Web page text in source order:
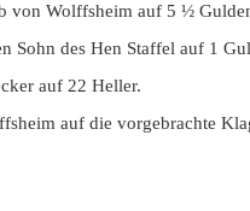
von Wolffsheim auf 5 ½
Sohn des Hen Staffel auf 1
auf 22 Heller.
auf die vorgebrachte